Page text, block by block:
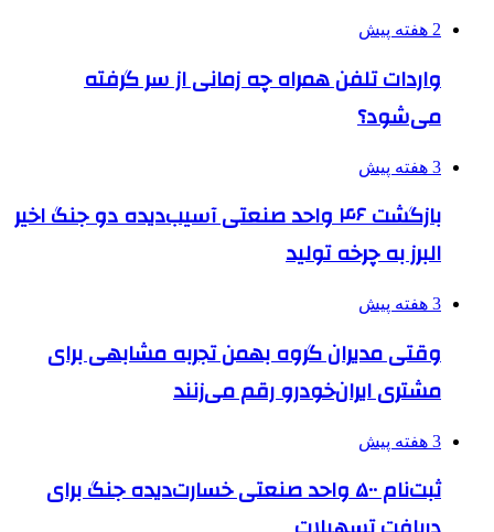
2 هفته پیش
واردات تلفن همراه چه زمانی از سر گرفته
می‌شود؟
3 هفته پیش
بازگشت ۴۶ واحد صنعتی آسیب‌دیده دو جنگ اخیر
البرز به چرخه تولید
3 هفته پیش
وقتی مدیران گروه بهمن تجربه مشابهی برای
مشتری ایران‌خودرو رقم می‌زنند
3 هفته پیش
ثبت‌نام ۵۰۰ واحد صنعتی خسارت‌دیده جنگ برای